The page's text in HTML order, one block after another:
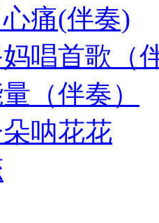
痛(伴奏)
唱首歌（
（伴奏）
呐花花